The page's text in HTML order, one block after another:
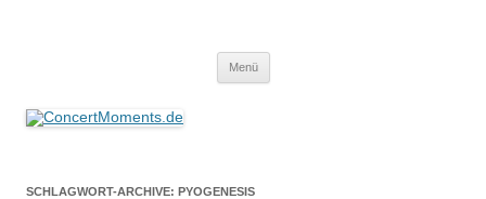
Menü
SCHLAGWORT-ARCHIVE: PYOGENESIS